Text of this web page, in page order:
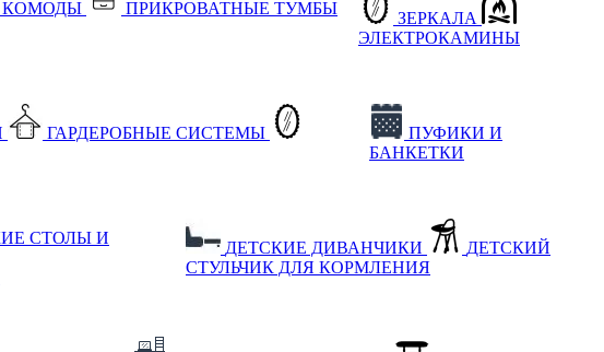
КОМОДЫ ПРИКРОВАТНЫЕ ТУМБЫ
ЗЕРКАЛА
ЭЛЕКТРОКАМИНЫ
ГАРДЕРОБНЫЕ СИСТЕМЫ
ПУФИКИ И
БАНКЕТКИ
СТОЛЫ И
ДЕТСКИЕ ДИВАНЧИКИ
ДЕТСКИЙ
СТУЛЬЧИК ДЛЯ КОРМЛЕНИЯ